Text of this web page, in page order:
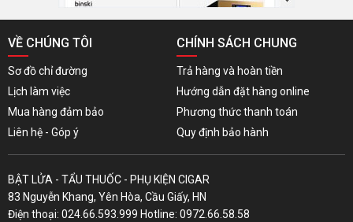
VỀ CHÚNG TÔI
Sơ đồ chỉ đường
Lịch làm việc
Mua hàng đảm bảo
Liên hệ - Góp ý
CHÍNH SÁCH CHUNG
Trả hàng và hoàn tiền
Hướng dẫn đặt hàng online
Phương thức thanh toán
Quy định bảo hành
BẬT LỬA - TẨU THUỐC - PHỤ KIỆN CIGAR
83 Nguyễn Khang, Yên Hòa, Cầu Giấy, HN
Điện thoại: 024.66.593.999 Hotline: 0972.66.58.58